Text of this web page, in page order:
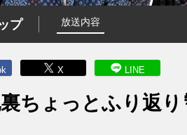
プ 放送内容
X LINE
ちょっとふり返